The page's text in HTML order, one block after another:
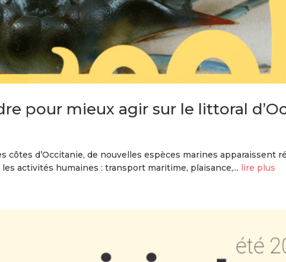
pour mieux agir sur le littoral
d’Occitanie, de nouvelles espèces marines apparaissent
activités humaines : transport maritime, plaisance,... lire plus